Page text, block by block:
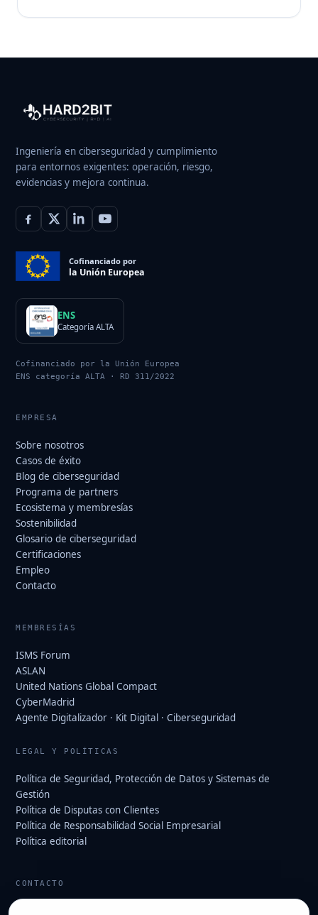
Ingeniería en ciberseguridad y cumplimiento
para entornos exigentes: operación, riesgo,
evidencias y mejora continua.
Cofinanciado por
la Unión Europea
ENS
Categoría ALTA
Cofinanciado por la Unión Europea
ENS categoría ALTA · RD 311/2022
EMPRESA
Sobre nosotros
Casos de éxito
Blog de ciberseguridad
Programa de partners
Ecosistema y membresías
Sostenibilidad
Glosario de ciberseguridad
Certificaciones
Empleo
Contacto
MEMBRESÍAS
ISMS Forum
ASLAN
United Nations Global Compact
CyberMadrid
Agente Digitalizador · Kit Digital · Ciberseguridad
LEGAL Y POLÍTICAS
Política de Seguridad, Protección de Datos y Sistemas de
Gestión
Política de Disputas con Clientes
Política de Responsabilidad Social Empresarial
Política editorial
CONTACTO